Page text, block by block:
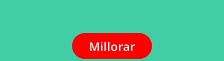
Millorar